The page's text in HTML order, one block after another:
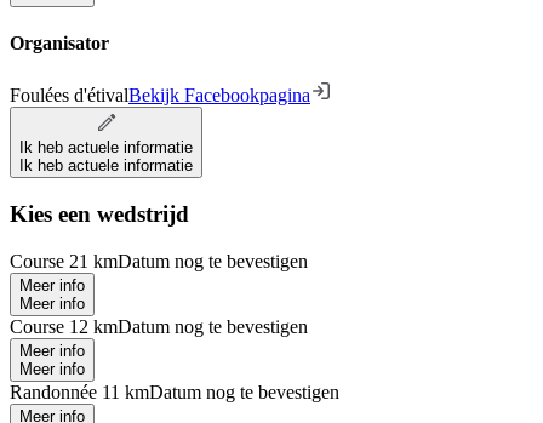
Organisator
Foulées d'étivalBekijk Facebookpagina
Ik heb actuele informatie
Ik heb actuele informatie
Kies een wedstrijd
Course 21 kmDatum nog te bevestigen
Meer info
Meer info
Course 12 kmDatum nog te bevestigen
Meer info
Meer info
Randonnée 11 kmDatum nog te bevestigen
Meer info